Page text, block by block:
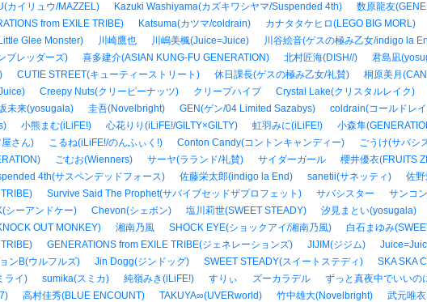
カイリュウ/MAZZEL) Kazuki Washiyama(カズキワシヤマ/Suspended 4th)
数原龍友
from EXILE TRIBE) Katsuma(カツマ/coldrain) カナタタケヒロ(LEGO BIG MORL)
Glee Monster) 川崎鷹也 川嶋美楓(Juice=Juice)
川谷絵音(ゲスの極み乙女/indigo la
ブレッダーズ) 喜多建介(ASIAN KUNG-FU GENERATION) 北村匠海(DISH//) 君島凪
CUTIE STREET(キューティーストリート) 休日課長(ゲスの極み乙女/礼賛) 桐原美月
Creepy Nuts(クリーピーナッツ) クリープハイプ Crystal Lake(クリスタルレイク)
未来(yosugala) 圭吾(Novelbright) GEN(ゲン/04 Limited Sazabys)
coldrain(コールドレ
小熊まむ(iLiFE!) 心花りり(iLiFE!/GILTY×GILTY) 虹羽みに(iLiFE!)
小森隼
さん)
こるね(iLiFE!/のんふぃく!) Conton Candy(コントンキャンディー)
ごうけ(サバシ
ごむお(Wienners) サーヤ(ラランド/礼賛) サイダーガール 櫻井優衣(FRUITS
4th(サスペンデッドフォース) 佐藤栄太郎(indigo la End) sanetii(サネッティ)
佐
Survive Said The Prophet(サバイブセッドザプロフェット) サバシスター
サンコ
シーアンドケー) Chevon(シェボン) 塩川莉世(SWEET STEADY) 汐見まとい(yosugala)
OUT MONKEY) 湘南乃風 SHOCK EYE(ショックアイ/湘南乃風)
白石まゆみ
GENERATIONS from EXILE TRIBE(ジェネレーションズ) JIJIM(ジジム)
ンB(ウルフルズ) Jin Dogg(ジンドッグ) SWEET STEADY(スイートステディ)
SKA SKA
ライ) sumika(スミカ) 純嶺みき(iLiFE!) すりぃ ズーカラデル ずっと真夜中でいいの
高村佳秀(BLUE ENCOUNT) TAKUYA∞(UVERworld) 竹中雄大(Novelbright)
武元唯